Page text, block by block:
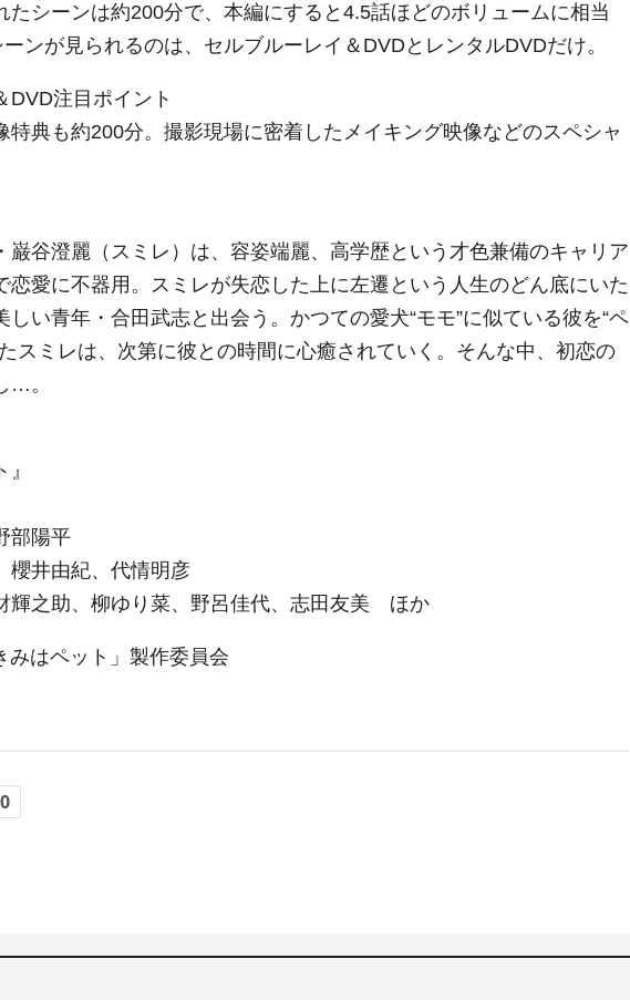
たシーンは約200分で、本編にすると4.5話ほどのボリュームに相当
ンが見られるのは、セルブルーレイ＆DVDとレンタルDVDだけ。
注目ポイント
特典も約200分。撮影現場に密着したメイキング映像などのスペシャ
巌谷澄麗（スミレ）は、容姿端麗、高学歴という才色兼備のキャリア
恋愛に不器用。スミレが失恋した上に左遷という人生のどん底にいた
い青年・合田武志と出会う。かつての愛犬“モモ”に似ている彼を“ペ
スミレは、次第に彼との時間に心癒されていく。そんな中、初恋の
…。
部陽平
櫻井由紀、代情明彦
輝之助、柳ゆり菜、野呂佳代、志田友美 ほか
はペット」製作委員会